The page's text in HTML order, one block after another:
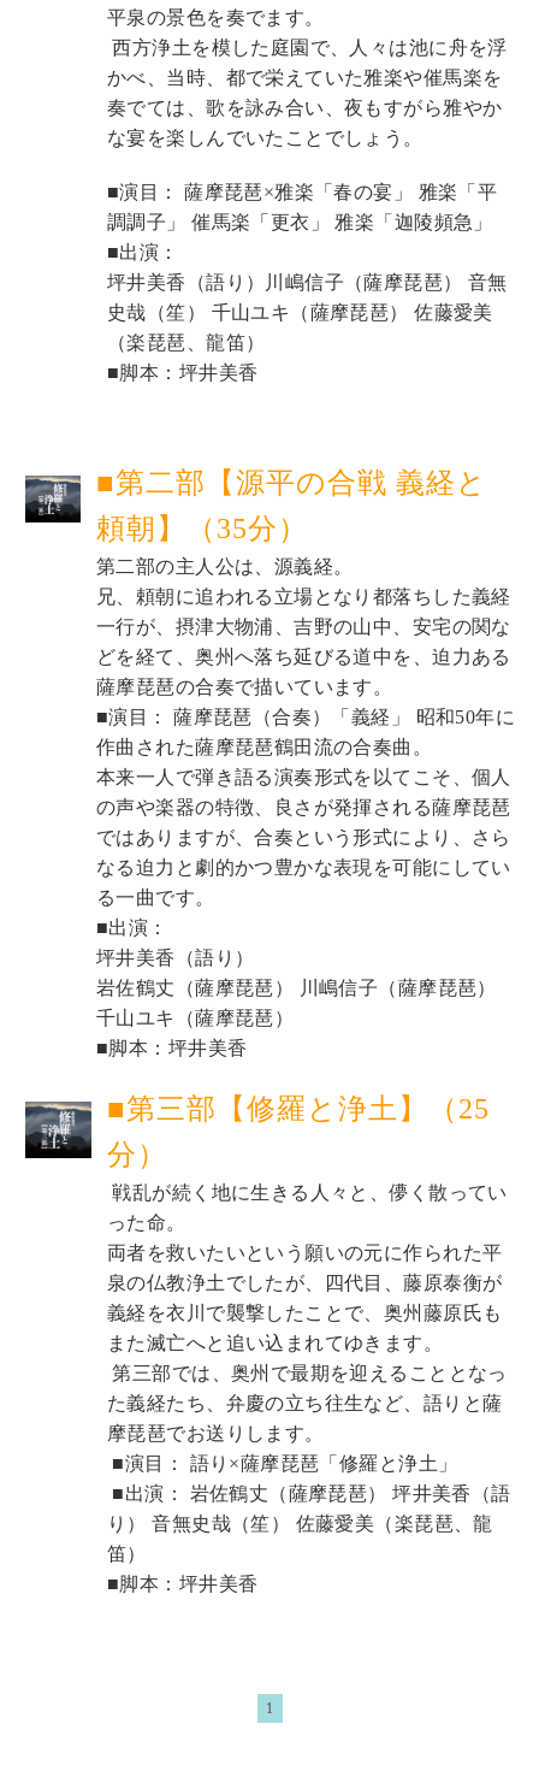
平泉の景色を奏でます。
西方浄土を模した庭園で、人々は池に舟を浮
かべ、当時、都で栄えていた雅楽や催馬楽を
奏でては、歌を詠み合い、夜もすがら雅やか
な宴を楽しんでいたことでしょう。
■演目： 薩摩琵琶×雅楽「春の宴」 雅楽「平
調調子」 催馬楽「更衣」 雅楽「迦陵頻急」
■出演：
坪井美香（語り） 川嶋信子（薩摩琵琶） 音無
史哉（笙） 千山ユキ（薩摩琵琶） 佐藤愛美
（楽琵琶、龍笛）
■脚本： 坪井美香
■第二部【源平の合戦 義経と
頼朝】（35分）
第二部の主人公は、源義経。
兄、頼朝に追われる立場となり都落ちした義経
一行が、摂津大物浦、吉野の山中、安宅の関な
どを経て、奥州へ落ち延びる道中を、迫力ある
薩摩琵琶の合奏で描いています。
■演目： 薩摩琵琶（合奏）「義経」 昭和50年に
作曲された薩摩琵琶鶴田流の合奏曲。
本来一人で弾き語る演奏形式を以てこそ、個人
の声や楽器の特徴、良さが発揮される薩摩琵琶
ではありますが、合奏という形式により、さら
なる迫力と劇的かつ豊かな表現を可能にしてい
る一曲です。
■出演：
坪井美香（語り）
岩佐鶴丈（薩摩琵琶） 川嶋信子（薩摩琵琶）
千山ユキ（薩摩琵琶）
■脚本： 坪井美香
■第三部【修羅と浄土】（25
分）
戦乱が続く地に生きる人々と、儚く散ってい
った命。
両者を救いたいという願いの元に作られた平
泉の仏教浄土でしたが、四代目、藤原泰衡が
義経を衣川で襲撃したことで、奥州藤原氏も
また滅亡へと追い込まれてゆきます。
第三部では、奥州で最期を迎えることとなっ
た義経たち、弁慶の立ち往生など、語りと薩
摩琵琶でお送りします。
■演目： 語り×薩摩琵琶「修羅と浄土」
り） 音無史哉（笙） 佐藤愛美（楽琵琶、龍
笛）
■脚本： 坪井美香
1